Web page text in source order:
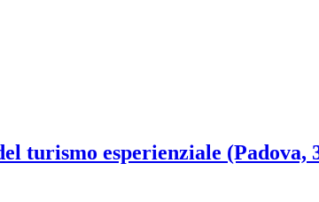
esperienziale (Padova,